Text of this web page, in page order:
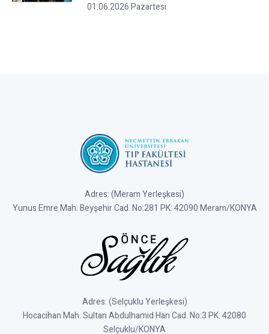
01.06.2026 Pazartesi
Adres: (Meram Yerleşkesi)
Yunus Emre Mah. Beyşehir Cad. No:281 PK: 42090 Meram/KONYA
Adres: (Selçuklu Yerleşkesi)
Hocacihan Mah. Sultan Abdulhamid Han Cad. No:3 PK: 42080
Selçuklu/KONYA